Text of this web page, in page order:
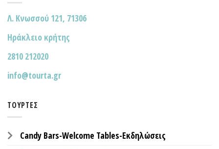
Λ. Κνωσσού 121, 71306
Ηράκλειο κρήτης
2810 212020
info@tourta.gr
ΤΟΎΡΤΕΣ
Candy Bars-Welcome Tables-Εκδηλώσεις